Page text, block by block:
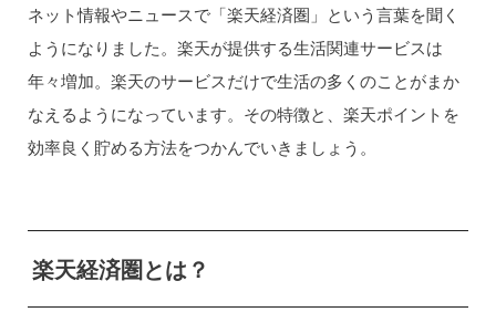
ネット情報やニュースで「楽天経済圏」という言葉を聞く
ようになりました。楽天が提供する生活関連サービスは
年々増加。楽天のサービスだけで生活の多くのことがまか
なえるようになっています。その特徴と、楽天ポイントを
効率良く貯める方法をつかんでいきましょう。
楽天経済圏とは？